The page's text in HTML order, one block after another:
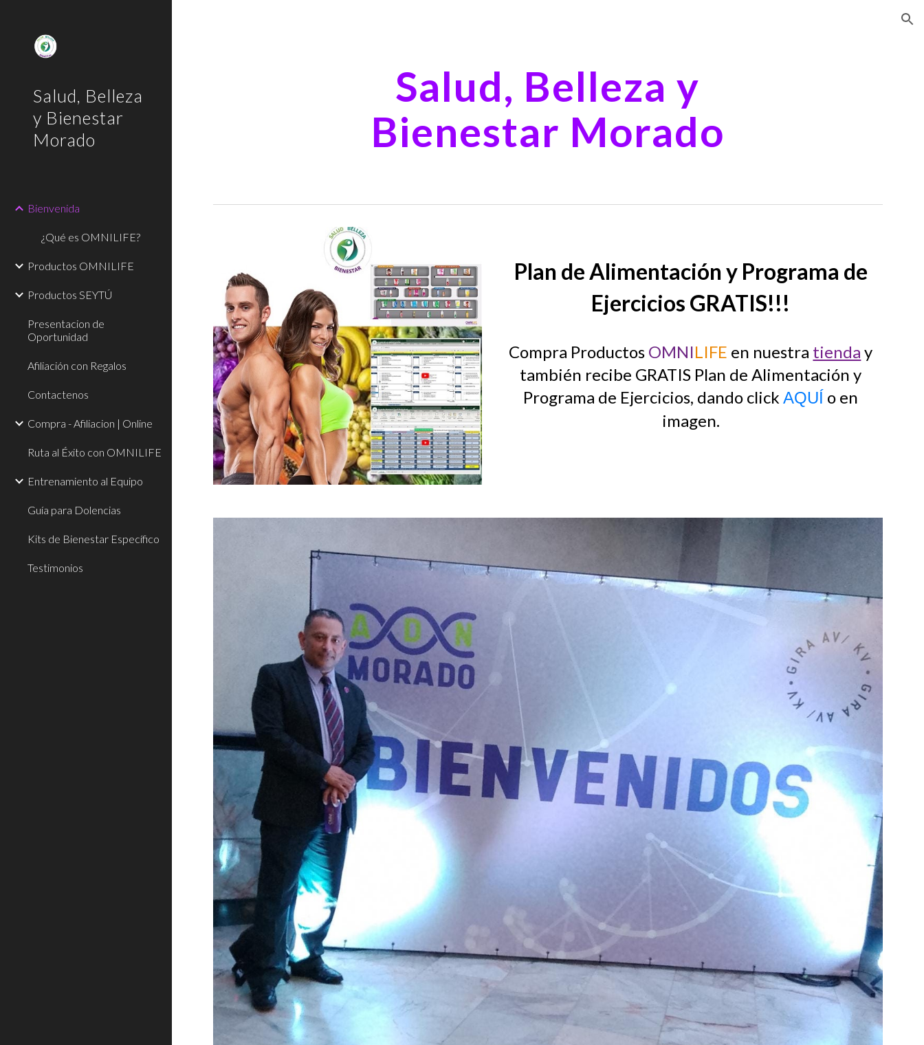
Salud, Belleza
y Bienestar
Morado
Bienvenida
¿Qué es OMNILIFE?
Productos OMNILIFE
Productos SEYTÚ
Presentacion de
Oportunidad
Afiliación con Regalos
Contactenos
Compra - Afiliacion | Online
Ruta al Éxito con OMNILIFE
Entrenamiento al Equipo
Guía para Dolencias
Kits de Bienestar Específico
Testimonios
Salud, Belleza y
Bienestar Morado
Plan de Alimentación y Programa de
Ejercicios GRATIS!!!
Compra Productos OMNILIFE en nuestra tienda y
también recibe GRATIS Plan de Alimentación y
Programa de Ejercicios, dando click AQUÍ o en
imagen.